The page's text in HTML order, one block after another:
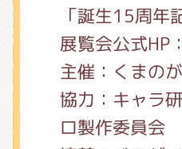
「誕生15周
展覧会公式HP：
主催：くまの
協力：キャラ
ロ製作委員会